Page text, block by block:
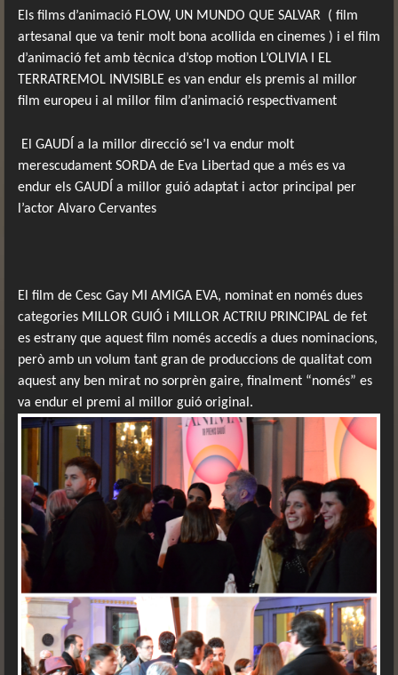
Els films d’animació FLOW, UN MUNDO QUE SALVAR ( film
artesanal que va tenir molt bona acollida en cinemes ) i el film
d’animació fet amb tècnica d’stop motion L’OLIVIA I EL
TERRATREMOL INVISIBLE es van endur els premis al millor
film europeu i al millor film d’animació respectivament
El GAUDÍ a la millor direcció se’l va endur molt
merescudament SORDA de Eva Libertad que a més es va
endur els GAUDÍ a millor guió adaptat i actor principal per
l’actor Alvaro Cervantes
El film de Cesc Gay MI AMIGA EVA, nominat en només dues
categories MILLOR GUIÓ i MILLOR ACTRIU PRINCIPAL de fet
es estrany que aquest film només accedís a dues nominacions,
però amb un volum tant gran de produccions de qualitat com
aquest any ben mirat no sorprèn gaire, finalment “només” es
va endur el premi al millor guió original.